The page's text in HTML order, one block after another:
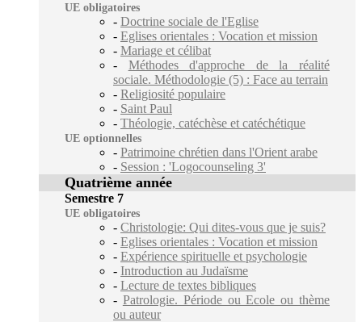
UE obligatoires
- Doctrine sociale de l'Eglise
- Eglises orientales : Vocation et mission
- Mariage et célibat
- Méthodes d'approche de la réalité
sociale. Méthodologie (5) : Face au terrain
- Religiosité populaire
- Saint Paul
- Théologie, catéchèse et catéchétique
UE optionnelles
- Patrimoine chrétien dans l'Orient arabe
- Session : 'Logocounseling 3'
Quatrième année
Semestre 7
UE obligatoires
- Christologie: Qui dites-vous que je suis?
- Eglises orientales : Vocation et mission
- Expérience spirituelle et psychologie
- Introduction au Judaïsme
- Lecture de textes bibliques
- Patrologie. Période ou Ecole ou thème
ou auteur